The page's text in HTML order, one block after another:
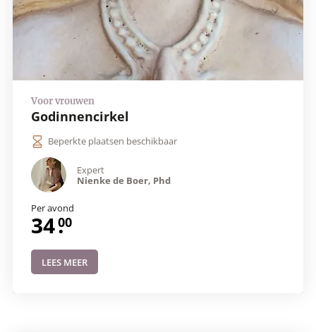
Godinnencirkel
Beperkte plaatsen beschikbaar
Expert
Nienke de Boer, Phd
Per avond
34.
LEES MEER